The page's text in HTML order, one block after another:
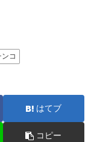
コ
はてブ
コピー